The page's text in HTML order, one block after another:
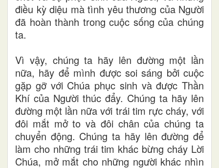
điều kỳ diệu mà tình yêu thương của Người
đã hoàn thành trong cuộc sống của chúng
ta.
Vì vậy, chúng ta hãy lên đường một lần
nữa, hãy để mình được soi sáng bởi cuộc
gặp gỡ với Chúa phục sinh và được Thần
Khí của Người thúc đẩy. Chúng ta hãy lên
đường một lần nữa với trái tim rực cháy, với
đôi mắt mở to và đôi chân của chúng ta
chuyển động. Chúng ta hãy lên đường để
làm cho những trái tim khác bừng cháy Lời
Chúa, mở mắt cho những người khác nhìn